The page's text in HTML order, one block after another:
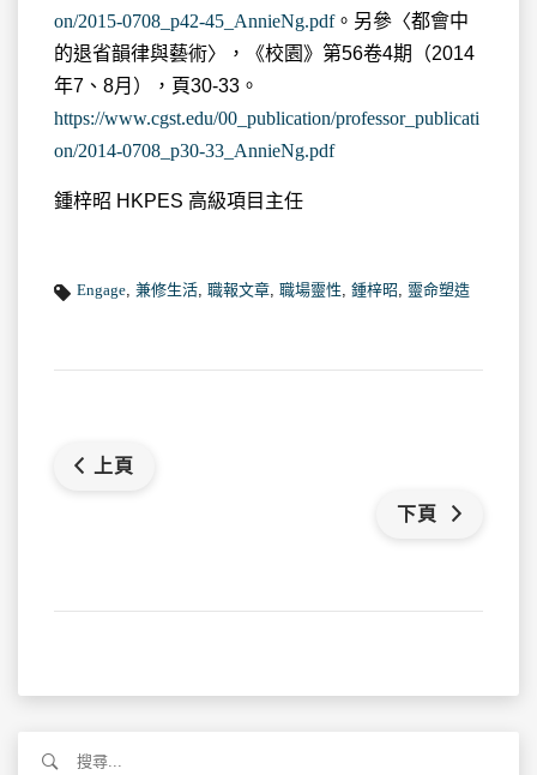
on/2015-0708_p42-45_AnnieNg.pdf。另參〈都會中
的退省韻律與藝術〉，《校園》第56卷4期（2014
年7、8月），頁30-33。
https://www.cgst.edu/00_publication/professor_publicati
on/2014-0708_p30-33_AnnieNg.pdf
鍾梓昭 HKPES 高級項目主任
Engage 兼修生活 職報文章 職場靈性 鍾梓昭 靈命塑造
上頁
下頁